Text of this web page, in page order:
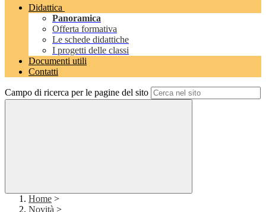
Didattica
Panoramica
Offerta formativa
Le schede didattiche
I progetti delle classi
Documenti utili
Contatti
Campo di ricerca per le pagine del sito
Home >
Novità >